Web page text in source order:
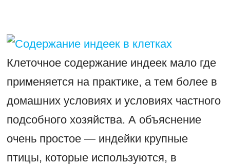
Клеточное содержание индеек мало где
применяется на практике, а тем более в
домашних условиях и условиях частного
подсобного хозяйства. А объяснение
очень простое — индейки крупные
птицы, которые используются, в